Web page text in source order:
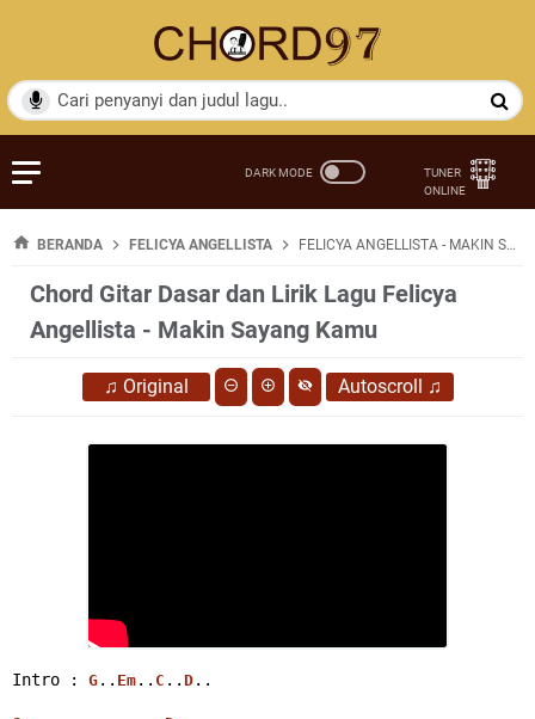
BERANDA FELICYA ANGELLISTA FELICYA ANGELLISTA - MAKIN SAYANG KAMU
Chord Gitar Dasar dan Lirik Lagu Felicya
Angellista - Makin Sayang Kamu
♫ Original Autoscroll ♫
Intro : G .. Em .. C .. D ..